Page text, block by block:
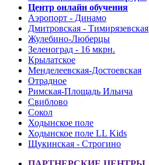
Центр онлайн обучения
Аэропорт - Динамо
Дмитровская - Тимирязевская
Жулебино-Люберцы
Зеленоград - 16 мкрн.
Крылатское
Менделеевская-Достоевская
Отрадное
Римская-Площадь Ильича
Свиблово
Сокол
Ходынское поле
Ходынское поле LL Kids
Щукинская - Строгино